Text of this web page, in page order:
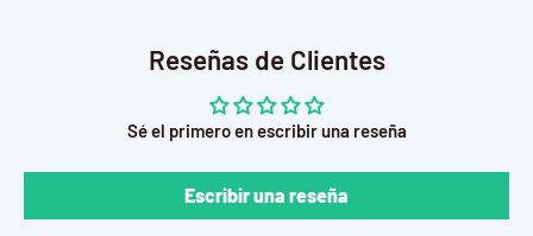
Reseñas de Clientes
Sé el primero en escribir una reseña
Escribir una reseña